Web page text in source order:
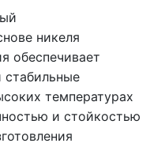
никеля
обеспечивает
стабильные
температурах
и стойкостью